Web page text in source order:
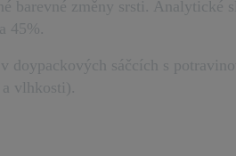
barevné změny srsti.
45%.
doypackových sáčcích s
vlhkosti).